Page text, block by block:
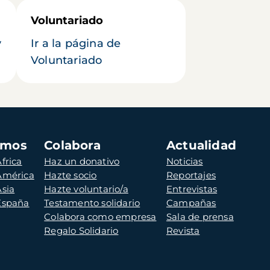
Voluntariado
Ir a la página de
Voluntariado
Colabora
Haz un donativo
Hazte socio
Hazte voluntario/a
Testamento solidario
Colabora como empresa
Regalo Solidario
Actualidad
Noticias
Reportajes
Entrevistas
Campañas
Sala de prensa
Revista